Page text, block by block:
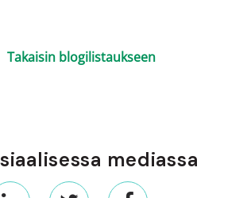
Takaisin blogilistaukseen
mediassa